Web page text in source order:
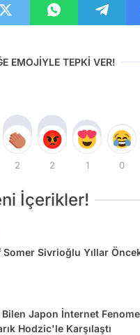
EMOJİYLE TEPKİ VER!
2 2 1 0
İçerikler!
Sivrioğlu Yıllar
Japon İnternet
Hodzic'le Karşılaştı